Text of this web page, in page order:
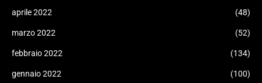
aprile 2022 (48)
marzo 2022 (52)
febbraio 2022 (134)
gennaio 2022 (100)